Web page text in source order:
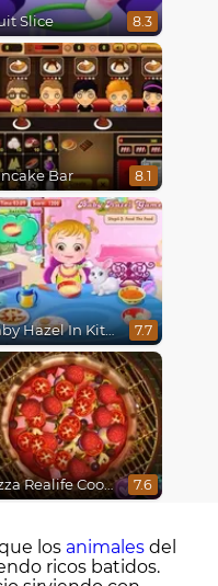
Slice 8.3
Bar 8.1
Baby Hazel In Kitchen 7.7
Pizza Realife Cooking 7.6
los animales del
ricos batidos.